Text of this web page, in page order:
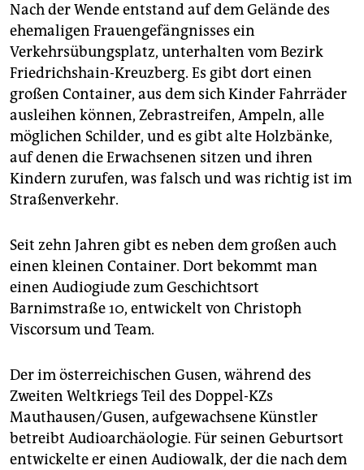
Nach der Wende entstand auf dem Gelände des
ehemaligen Frauengefängnisses ein
Verkehrsübungsplatz, unterhalten vom Bezirk
Friedrichshain-Kreuzberg. Es gibt dort einen
großen Container, aus dem sich Kinder Fahrräder
ausleihen können, Zebrastreifen, Ampeln, alle
möglichen Schilder, und es gibt alte Holzbänke,
auf denen die Erwachsenen sitzen und ihren
Kindern zurufen, was falsch und was richtig ist im
Straßenverkehr.
Seit zehn Jahren gibt es neben dem großen auch
einen kleinen Container. Dort bekommt man
einen Audiogiude zum Geschichtsort
Barnimstraße 10, entwickelt von Christoph
Viscorsum und Team.
Der im österreichischen Gusen, während des
Zweiten Weltkriegs Teil des Doppel-KZs
Mauthausen/Gusen, aufgewachsene Künstler
betreibt Audioarchäologie. Für seinen Geburtsort
entwickelte er einen Audiowalk, der die nach dem